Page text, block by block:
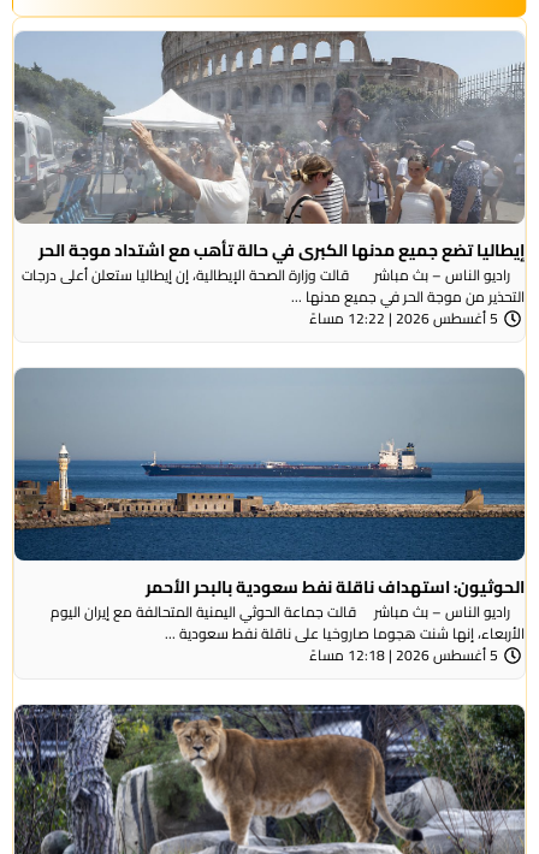
إيطاليا تضع جميع مدنها الكبرى في حالة تأهب مع اشتداد موجة الحر
راديو الناس – بث مباشر قالت وزارة الصحة الإيطالية، إن إيطاليا ستعلن أعلى درجات
التحذير من موجة ​الحر في جميع مدنها ...
5 أغسطس 2026 | 12:22 مساءً
الحوثيون: استهداف ناقلة نفط سعودية بالبحر الأحمر
راديو الناس – بث مباشر قالت جماعة الحوثي ​اليمنية المتحالفة ​مع إيران اليوم
الأربعاء، ⁠إنها شنت ​هجوما صاروخيا على ​ناقلة نفط سعودية ...
5 أغسطس 2026 | 12:18 مساءً